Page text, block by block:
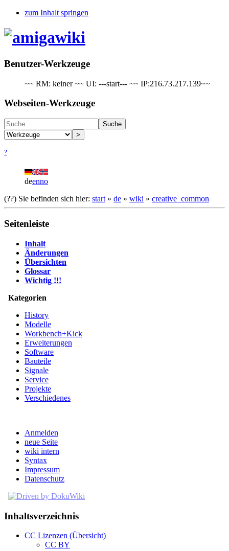
zum Inhalt springen
Benutzer-Werkzeuge
~~ RM: keiner ~~ UI: ---start--- ~~ IP:216.73.217.139~~
Webseiten-Werkzeuge
Suche
>
?
deenno
(??) Sie befinden sich hier: start » de » wiki » creative_common
Seitenleiste
Inhalt
Änderungen
Übersichten
Glossar
Wichtig !!!
Kategorien
History
Modelle
Workbench+Kick
Erweiterungen
Software
Bauteile
Signale
Service
Projekte
Verschiedenes
Anmelden
neue Seite
wiki intern
Syntax
Impressum
Datenschutz
Inhaltsverzeichnis
CC Lizenzen (Übersicht)
CC BY